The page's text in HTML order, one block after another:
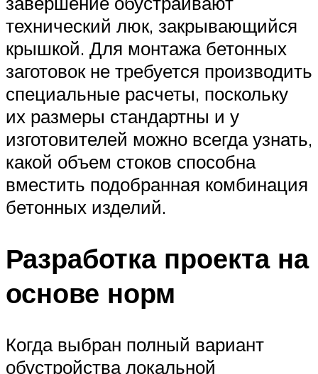
технический люк, закрывающийся
крышкой. Для монтажа бетонных
заготовок не требуется производить
специальные расчеты, поскольку
их размеры стандартны и у
изготовителей можно всегда узнать,
какой объем стоков способна
вместить подобранная комбинация
бетонных изделий.
Разработка проекта на
основе норм
Когда выбран полный вариант
обустройства локальной